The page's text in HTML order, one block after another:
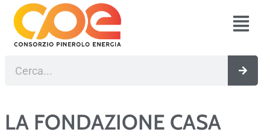
contenuto
LA FONDAZIONE CASA